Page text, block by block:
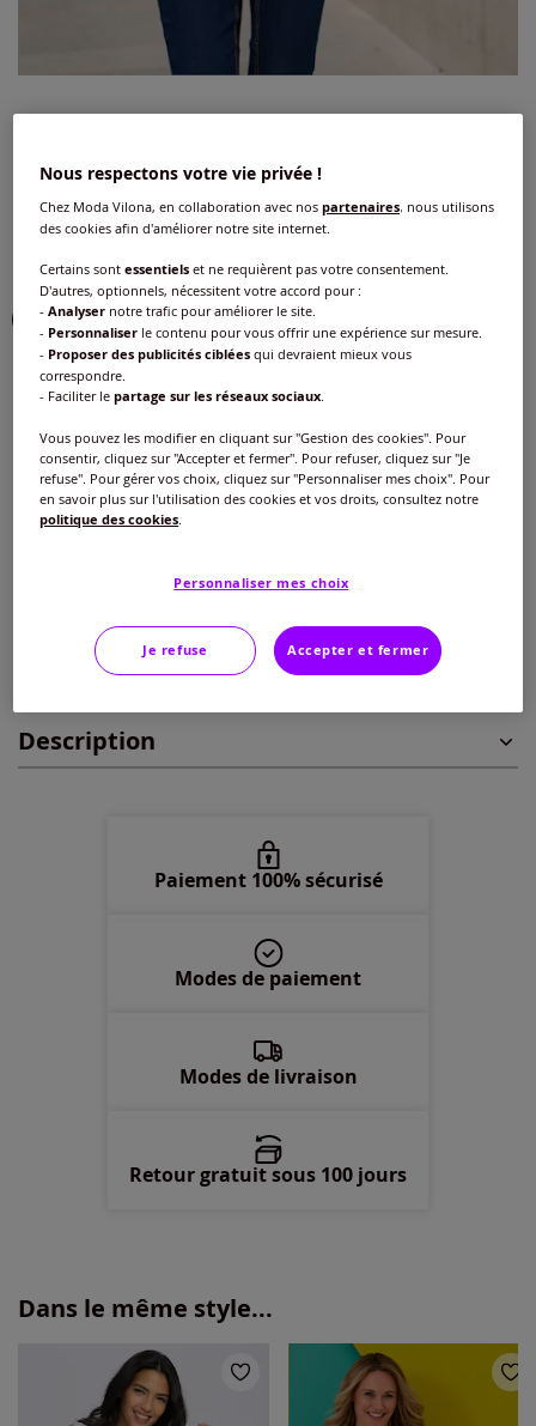
Pull encolure ronde acrylique facile
Réf : 312.367.012 1.5/ 5- 2avis
Couleur :écru-violet à motifs
Taille :
40 -En stock
En stock
48 -En stock
Guide des tailles
29€
Ajouter au panier
Caractéristiques
Description
Paiement 100% sécurisé
Modes de paiement
Modes de livraison
Retour gratuit sous 100 jours
Dans le même style...
Nous respectons votre vie privée !
Chez Moda Vilona, en collaboration avec nospartenaires, nous utilisons
des cookies afin d'améliorer notre site internet.
Certains sontessentiels et ne requièrent pas votre consentement.
D'autres, optionnels, nécessitent votre accord pour :
-Analyser notre trafic pour améliorer le site.
- Personnaliser le contenu pour vous offrir une expérience sur mesure.
- Proposer des publicités ciblées qui devraient mieux vous
correspondre.
- Faciliter lepartage sur les réseaux sociaux.
Vous pouvez les modifier en cliquant sur "Gestion des cookies". Pour
consentir, cliquez sur "Accepter et fermer". Pour refuser, cliquez sur "Je
refuse". Pour gérer vos choix, cliquez sur "Personnaliser mes choix". Pour
en savoir plus sur l'utilisation des cookies et vos droits, consultez notre
politique des cookies.
Personnaliser mes choix
Je refuse Accepter et fermer